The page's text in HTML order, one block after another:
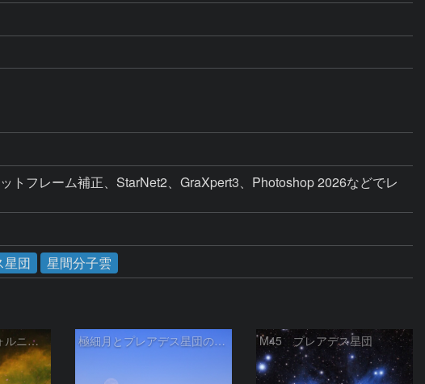
フレーム補正、StarNet2、GraXpert3、Photoshop 2026などでレ
星団 星間分子雲
NGC1499 カリフォルニア星雲 極細月とプレアデス星団の接近 M45 プレアデス星団